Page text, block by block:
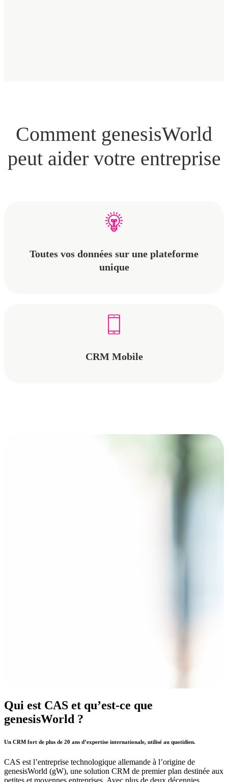
Comment genesisWorld
peut aider votre entreprise
Toutes vos données sur une plateforme
unique
CRM Mobile
Qui est CAS et qu’est‑ce que
genesisWorld ?
Un CRM fort de plus de 20 ans d’expertise internationale, utilisé au quotidien.
CAS est l’entreprise technologique allemande à l’origine de
genesisWorld (gW), une solution CRM de premier plan destinée aux
petites et moyennes entreprises. Avec plus de deux décennies